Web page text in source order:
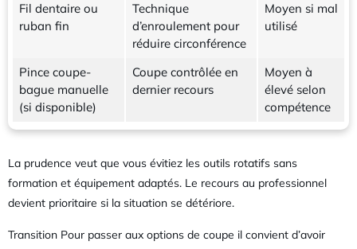
Fil dentaire ou
ruban fin
Technique
d’enroulement pour
réduire circonférence
Moyen si mal
utilisé
Pince coupe-
bague manuelle
(si disponible)
Coupe contrôlée en
dernier recours
Moyen à
élevé selon
compétence
La prudence veut que vous évitiez les outils rotatifs sans
formation et équipement adaptés. Le recours au professionnel
devient prioritaire si la situation se détériore.
Transition Pour passer aux options de coupe il convient d’avoir